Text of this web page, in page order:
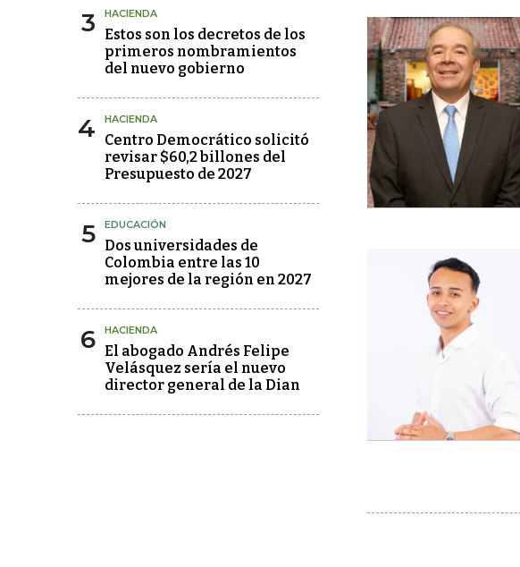
3 HACIENDA
Estos son los decretos de los
primeros nombramientos
del nuevo gobierno
4 HACIENDA
Centro Democrático solicitó
revisar $60,2 billones del
Presupuesto de 2027
5 EDUCACIÓN
Dos universidades de
Colombia entre las 10
mejores de la región en 2027
6 HACIENDA
El abogado Andrés Felipe
Velásquez sería el nuevo
director general de la Dian